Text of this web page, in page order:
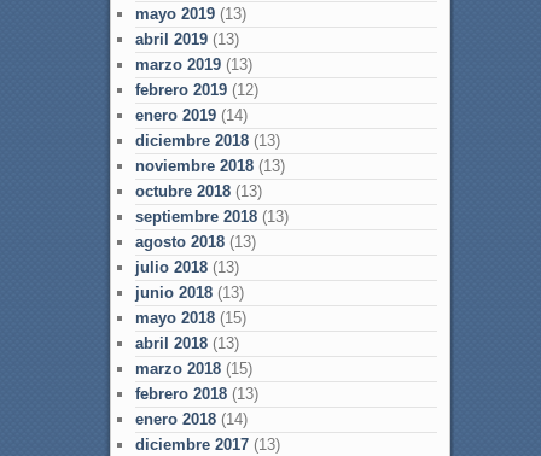
mayo 2019(13)
abril 2019(13)
marzo 2019(13)
febrero 2019(12)
enero 2019(14)
diciembre 2018(13)
noviembre 2018(13)
octubre 2018(13)
septiembre 2018(13)
agosto 2018(13)
julio 2018(13)
junio 2018(13)
mayo 2018(15)
abril 2018(13)
marzo 2018(15)
febrero 2018(13)
enero 2018(14)
diciembre 2017(13)